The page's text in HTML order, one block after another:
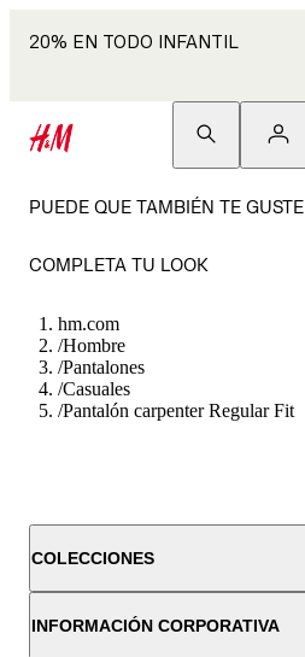
20% EN TODO INFANTIL
PUEDE QUE TAMBIÉN TE GUSTE
COMPLETA TU LOOK
hm.com
/Hombre
/Pantalones
/Casuales
/Pantalón carpenter Regular Fit
COLECCIONES
INFORMACIÓN CORPORATIVA